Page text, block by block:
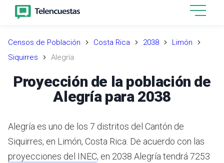
Censos de Población Costa Rica 2038
Limón
Siquirres
Alegría
Proyección de la población de
Alegría para 2038
Alegría es uno de los 7 distritos del Cantón de
Siquirres, en Limón, Costa Rica. De acuerdo con las
proyecciones del INEC, en 2038 Alegría tendrá 7253